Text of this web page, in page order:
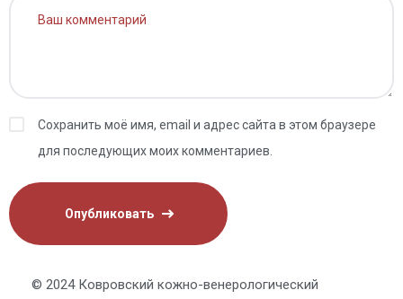
Сохранить моё имя, email и адрес сайта в этом браузере
для последующих моих комментариев.
© 2024 Ковровский кожно-венерологический